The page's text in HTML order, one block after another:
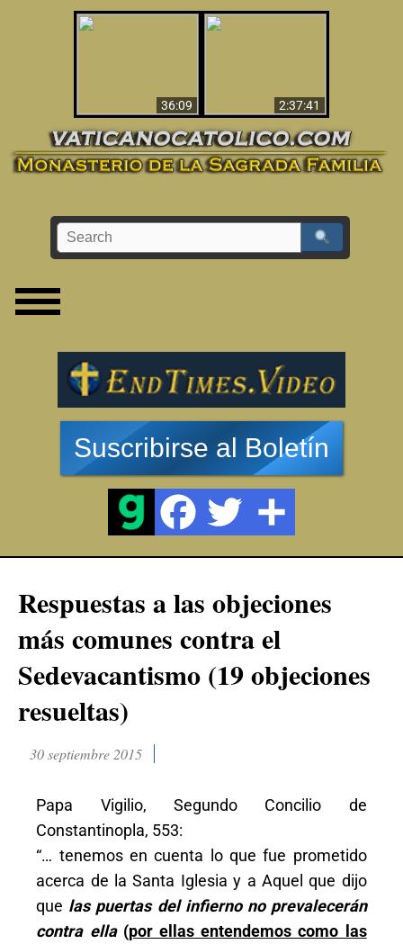
36:09
2:37:41
Suscribirse al Boletín
Respuestas a las objeciones
más comunes contra el
Sedevacantismo (19 objeciones
resueltas)
30 septiembre 2015
Papa Vigilio, Segundo Concilio de
Constantinopla, 553:
“… tenemos en cuenta lo que fue prometido
acerca de la Santa Iglesia y a Aquel que dijo
que las puertas del infierno no prevalecerán
contra ella (por ellas entendemos como las